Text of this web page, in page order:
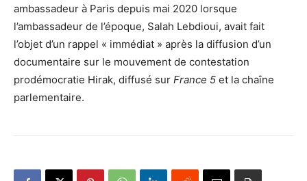
ambassadeur à Paris depuis mai 2020 lorsque
l’ambassadeur de l’époque, Salah Lebdioui, avait fait
l’objet d’un rappel « immédiat » après la diffusion d’un
documentaire sur le mouvement de contestation
prodémocratie Hirak, diffusé sur France 5 et la chaîne
parlementaire.